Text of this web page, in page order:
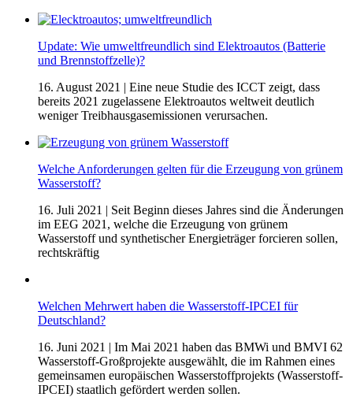
Update: Wie umweltfreundlich sind Elektroautos (Batterie
und Brennstoffzelle)?
16. August 2021 | Eine neue Studie des ICCT zeigt, dass
bereits 2021 zugelassene Elektroautos weltweit deutlich
weniger Treibhausgasemissionen verursachen.
Welche Anforderungen gelten für die Erzeugung von grünem
Wasserstoff?
16. Juli 2021 | Seit Beginn dieses Jahres sind die Änderungen
im EEG 2021, welche die Erzeugung von grünem
Wasserstoff und synthetischer Energieträger forcieren sollen,
rechtskräftig
Welchen Mehrwert haben die Wasserstoff-IPCEI für
Deutschland?
16. Juni 2021 | Im Mai 2021 haben das BMWi und BMVI 62
Wasserstoff-Großprojekte ausgewählt, die im Rahmen eines
gemeinsamen europäischen Wasserstoffprojekts (Wasserstoff-
IPCEI) staatlich gefördert werden sollen.